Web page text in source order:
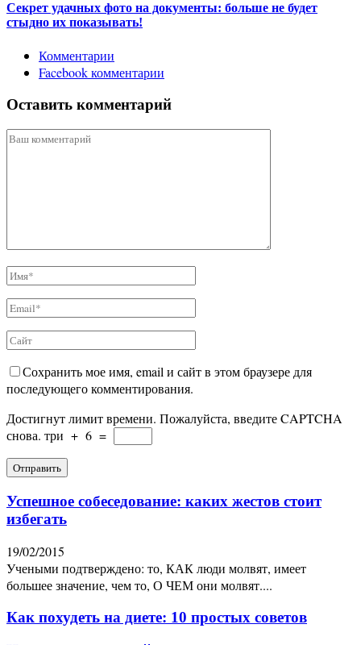
Секрет удачных фото на документы: больше не будет
стыдно их показывать!
Комментарии
Facebook комментарии
Оставить комментарий
Сохранить мое имя, email и сайт в этом браузере для
последующего комментирования.
Достигнут лимит времени. Пожалуйста, введите CAPTCHA
снова. три + 6 =
Успешное собеседование: каких жестов стоит
избегать
19/02/2015
Учеными подтверждено: то, КАК люди молвят, имеет
большее значение, чем то, О ЧЕМ они молвят....
Как похудеть на диете: 10 простых советов